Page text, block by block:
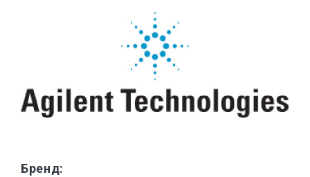
Бренд